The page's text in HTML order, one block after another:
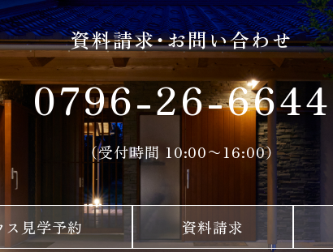
資料請求・お問い合わせ
0796-26-6644
（受付時間 10:00〜16:00）
見学予約 資料請求